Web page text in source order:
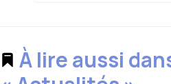
À lire aussi